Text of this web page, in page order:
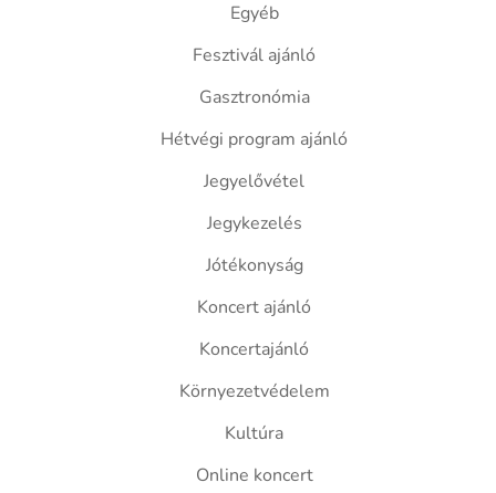
Egyéb
Fesztivál ajánló
Gasztronómia
Hétvégi program ajánló
Jegyelővétel
Jegykezelés
Jótékonyság
Koncert ajánló
Koncertajánló
Környezetvédelem
Kultúra
Online koncert